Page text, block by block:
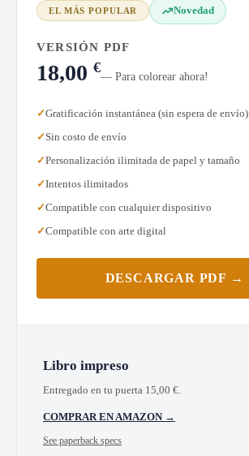
EL MÁS POPULAR Novedad
VERSIÓN PDF
18,00 €
— Para colorear ahora!
Gratificación instantánea (sin espera de envío)
Sin costo de envío
Personalización ilimitada de papel y tamaño
Intentos ilimitados
Compatible con cualquier dispositivo
Compatible con arte digital
DESCARGAR PDF →
Libro impreso
Entregado en tu puerta 15,00 €.
COMPRAR EN AMAZON →
See paperback specs